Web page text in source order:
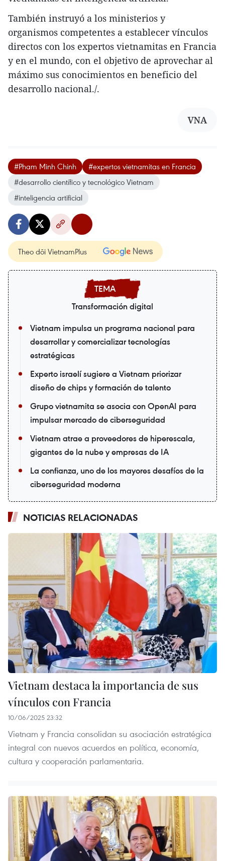
También instruyó a los ministerios y
organismos competentes a establecer vínculos
directos con los expertos vietnamitas en Francia
y en el mundo, con el objetivo de aprovechar al
máximo sus conocimientos en beneficio del
desarrollo nacional./.
VNA
#Pham Minh Chinh
#expertos vietnamitas en Francia
#desarrollo científico y tecnológico Vietnam
#inteligencia artificial
Theo dõi VietnamPlus
Transformación digital
Vietnam impulsa un programa nacional para
desarrollar y comercializar tecnologías
estratégicas
Experto israelí sugiere a Vietnam priorizar
diseño de chips y formación de talento
Grupo vietnamita se asocia con OpenAI para
impulsar mercado de ciberseguridad
Vietnam atrae a proveedores de hiperescala,
gigantes de la nube y empresas de IA
La confianza, uno de los mayores desafíos de la
ciberseguridad moderna
NOTICIAS RELACIONADAS
Vietnam destaca la importancia de sus
vínculos con Francia
10/06/2025 23:32
Vietnam y Francia consolidan su asociación estratégica
integral con nuevos acuerdos en política, economía,
cultura y cooperación parlamentaria.